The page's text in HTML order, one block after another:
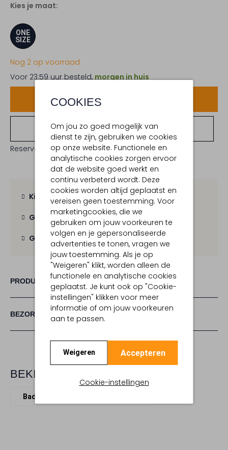
COOKIES
Om jou zo goed mogelijk van
dienst te zijn, gebruiken we cookies
op onze website. Functionele en
analytische cookies zorgen ervoor
dat de website goed werkt en
continu verbeterd wordt. Deze
cookies worden altijd geplaatst en
vereisen geen toestemming. Voor
marketingcookies, die we
gebruiken om jouw voorkeuren te
volgen en je gepersonaliseerde
advertenties te tonen, vragen we
jouw toestemming. Als je op
"Weigeren" klikt, worden alleen de
functionele en analytische cookies
geplaatst. Je kunt ook op "Cookie-
instellingen" klikken voor meer
informatie of om jouw voorkeuren
aan te passen.
Weigeren Accepteren
Cookie-instellingen
Kies je maat:
ONE
SIZE
Nog 2 op voorraad
Voor 23:59 uur besteld, morgen in huis
Voeg toe
Bekijk winkelvoorraad
Reserveer direct in een van onze 19 boutiques
Kies zelf je bezorgmoment
Gratis verzending vanaf € 100,-
Gratis retourbinnen 30 dagen
PRODUCT INFORMATIE
BEZORGEN & RETOURNEREN
BEKIJK MEER
Badhanddoek